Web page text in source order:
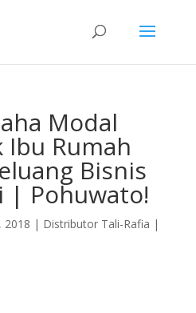
Modal
Ibu Rumah
Bisnis
| Pohuwato!
2018 | Distributor Tali-Rafia |